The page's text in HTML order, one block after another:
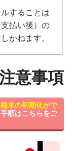
することは
払い後）の
かねます。
意事項
末の初期化がで
手順はこちらをご